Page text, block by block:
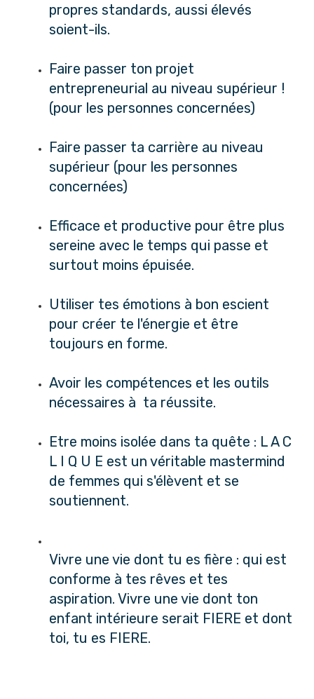
propres standards, aussi élevés
soient-ils.
Faire passer ton projet
entrepreneurial au niveau supérieur !
(pour les personnes concernées)
Faire passer ta carrière au niveau
supérieur (pour les personnes
concernées)
Efficace et productive pour être plus
sereine avec le temps qui passe et
surtout moins épuisée.
Utiliser tes émotions à bon escient
pour créer te l'énergie et être
toujours en forme.
Avoir les compétences et les outils
nécessaires à ta réussite.
Etre moins isolée dans ta quête : L A C
L I Q U E est un véritable mastermind
de femmes qui s'élèvent et se
soutiennent.
Vivre une vie dont tu es fière : qui est
conforme à tes rêves et tes
aspiration. Vivre une vie dont ton
enfant intérieure serait FIERE et dont
toi, tu es FIERE.